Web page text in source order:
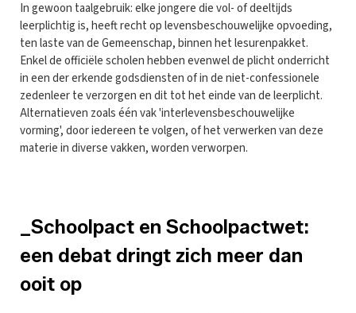
In gewoon taalgebruik: elke jongere die vol- of deeltijds
leerplichtig is, heeft recht op levensbeschouwelijke opvoeding,
ten laste van de Gemeenschap, binnen het lesurenpakket.
Enkel de officiële scholen hebben evenwel de plicht onderricht
in een der erkende godsdiensten of in de niet-confessionele
zedenleer te verzorgen en dit tot het einde van de leerplicht.
Alternatieven zoals één vak 'interlevensbeschouwelijke
vorming', door iedereen te volgen, of het verwerken van deze
materie in diverse vakken, worden verworpen.
_Schoolpact en Schoolpactwet:
een debat dringt zich meer dan
ooit op